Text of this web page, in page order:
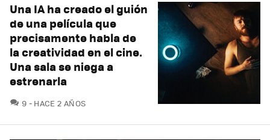
Una IA ha creado el guión
de una película que
precisamente habla de
la creatividad en el cine.
Una sala se niega a
estrenarla
9 COMENTARIOS
HACE 2 AÑOS